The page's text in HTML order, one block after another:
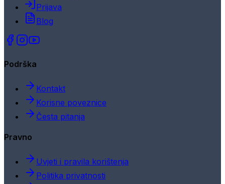
Prijava
Blog
Podrška
Kontakt
Korisne poveznice
Česta pitanja
Pravno
Uvjeti i pravila korištenja
Politika privatnosti